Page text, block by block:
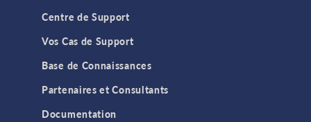
Centre de Support
Vos Cas de Support
Base de Connaissances
Partenaires et Consultants
Documentation